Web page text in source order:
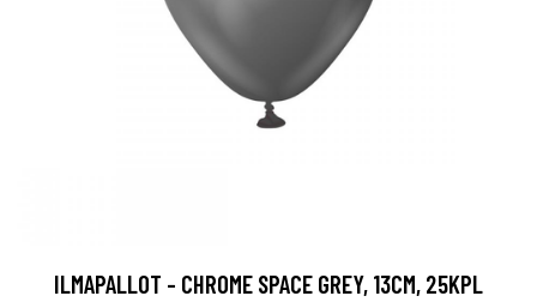
ILMAPALLOT - CHROME SPACE GREY, 13CM, 25KPL